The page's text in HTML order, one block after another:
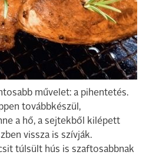
művelet: a pihentetés.
továbbkészül,
a hő, a sejtekből kilépett
vissza is szívják.
túlsült hús is szaftosabbnak